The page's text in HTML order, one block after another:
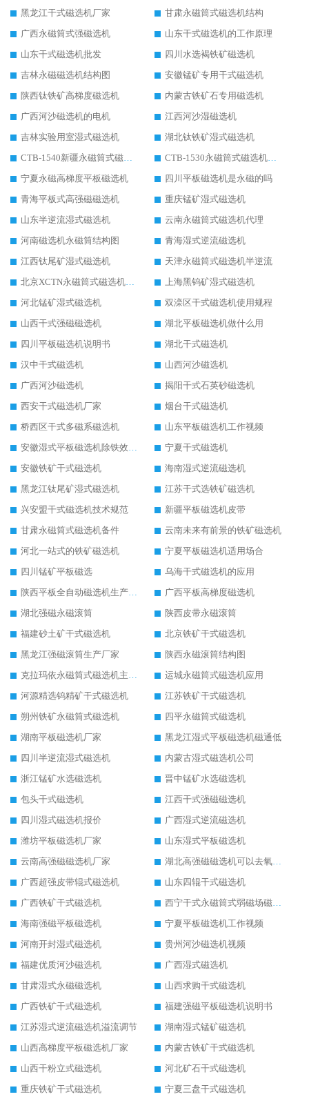
黑龙江干式磁选机厂家
甘肃永磁筒式磁选机结构
广西永磁筒式强磁选机
山东干式磁选机的工作原理
山东干式磁选机批发
四川水选褐铁矿磁选机
吉林永磁磁选机结构图
安徽锰矿专用干式磁选机
陕西钛铁矿高梯度磁选机
内蒙古铁矿石专用磁选机
广西河沙磁选机的电机
江西河沙湿磁选机
吉林实验用室湿式磁选机
湖北钛铁矿湿式磁选机
CTB-1540新疆永磁筒式磁选机
CTB-1530永磁筒式磁选机代理商
宁夏永磁高梯度平板磁选机
四川平板磁选机是永磁的吗
青海平板式高强磁磁选机
重庆锰矿湿式磁选机
山东半逆流湿式磁选机
云南永磁筒式磁选机代理
河南磁选机永磁筒结构图
青海湿式逆流磁选机
江西钛尾矿湿式磁选机
天津永磁筒式磁选机半逆流
北京XCTN永磁筒式磁选机磁块位置
上海黑钨矿湿式磁选机
河北锰矿湿式磁选机
双滦区干式磁选机使用规程
山西干式强磁磁选机
湖北平板磁选机做什么用
四川平板磁选机说明书
湖北干式磁选机
汉中干式磁选机
山西河沙磁选机
广西河沙磁选机
揭阳干式石英砂磁选机
西安干式磁选机厂家
烟台干式磁选机
桥西区干式多磁系磁选机
山东平板磁选机工作视频
安徽湿式平板磁选机除铁效果怎么样
宁夏干式磁选机
安徽铁矿干式磁选机
海南湿式逆流磁选机
黑龙江钛尾矿湿式磁选机
江苏干式选铁矿磁选机
兴安盟干式磁选机技术规范
新疆平板磁选机皮带
甘肃永磁筒式磁选机备件
云南未来有前景的铁矿磁选机
河北一站式的铁矿磁选机
宁夏平板磁选机适用场合
四川锰矿平板磁选
乌海干式磁选机的应用
陕西平板全自动磁选机生产厂家
广西平板高梯度磁选机
湖北强磁永磁滚筒
陕西皮带永磁滚筒
福建砂土矿干式磁选机
北京铁矿干式磁选机
黑龙江强磁滚筒生产厂家
陕西永磁滚筒结构图
克拉玛依永磁筒式磁选机主要技术参数
运城永磁筒式磁选机应用
河源精选钨精矿干式磁选机
江苏铁矿干式磁选机
朔州铁矿永磁筒式磁选机
四平永磁筒式磁选机
湖南平板磁选机厂家
黑龙江湿式平板磁选机磁通低
四川半逆流湿式磁选机
内蒙古湿式磁选机公司
浙江锰矿水选磁选机
晋中锰矿水选磁选机
包头干式磁选机
江西干式强磁磁选机
四川湿式磁选机报价
广西湿式逆流磁选机
潍坊平板磁选机厂家
山东湿式平板磁选机
云南高强磁磁选机厂家
湖北高强磁磁选机可以去氧化铝
广西超强皮带辊式磁选机
山东四辊干式磁选机
广西铁矿干式磁选机
西宁干式永磁筒式弱磁场磁选机结构图
海南强磁平板磁选机
宁夏平板磁选机工作视频
河南开封湿式磁选机
贵州河沙磁选机视频
福建优质河沙磁选机
广西湿式磁选机
甘肃湿式永磁磁选机
山西求购干式磁选机
广西铁矿干式磁选机
福建强磁平板磁选机说明书
江苏湿式逆流磁选机溢流调节
湖南湿式锰矿磁选机
山西高梯度平板磁选机厂家
内蒙古铁矿干式磁选机
山西干粉立式磁选机
河北矿石干式磁选机
重庆铁矿干式磁选机
宁夏三盘干式磁选机